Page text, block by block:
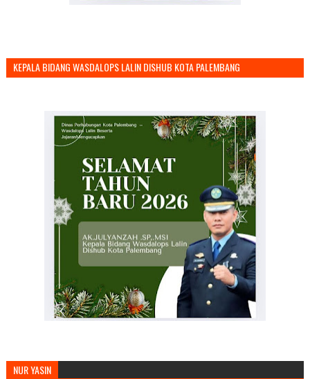
KEPALA BIDANG WASDALOPS LALIN DISHUB KOTA PALEMBANG
NUR YASIN